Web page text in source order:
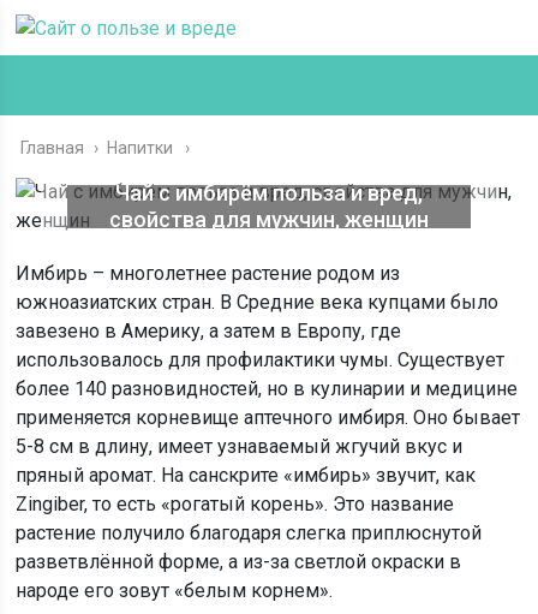
Главная › Напитки
Чай с имбирём польза и вред,
свойства для мужчин, женщин
Имбирь – многолетнее растение родом из
южноазиатских стран. В Средние века купцами было
завезено в Америку, а затем в Европу, где
использовалось для профилактики чумы. Существует
более 140 разновидностей, но в кулинарии и медицине
применяется корневище аптечного имбиря. Оно бывает
5-8 см в длину, имеет узнаваемый жгучий вкус и
пряный аромат. На санскрите «имбирь» звучит, как
Zingiber, то есть «рогатый корень». Это название
растение получило благодаря слегка приплюснутой
разветвлённой форме, а из-за светлой окраски в
народе его зовут «белым корнем».